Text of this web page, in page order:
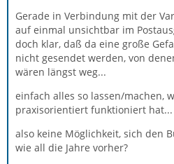
Gerade in Verbindung mit der
auf einmal unsichtbar im
doch klar, daß da eine große
nicht gesendet werden, von
wären längst weg...
einfach alles so lassen/machen,
praxisorientiert funktioniert hat...
also keine Möglichkeit, sich den
wie all die Jahre vorher?